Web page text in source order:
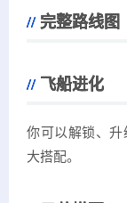
完整路线图
飞船进化
你可以解锁、
大搭配。